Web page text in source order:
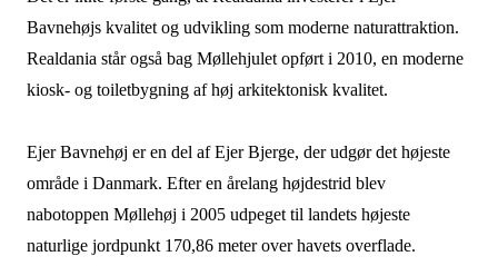
Bavnehøjs kvalitet og udvikling som moderne naturattraktion.
Realdania står også bag Møllehjulet opført i 2010, en moderne
kiosk- og toiletbygning af høj arkitektonisk kvalitet.
Ejer Bavnehøj er en del af Ejer Bjerge, der udgør det højeste
område i Danmark. Efter en årelang højdestrid blev
nabotoppen Møllehøj i 2005 udpeget til landets højeste
naturlige jordpunkt 170,86 meter over havets overflade.